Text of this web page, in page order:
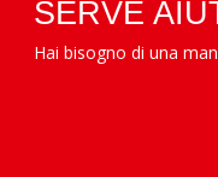
SERVE
Hai bisogno di una